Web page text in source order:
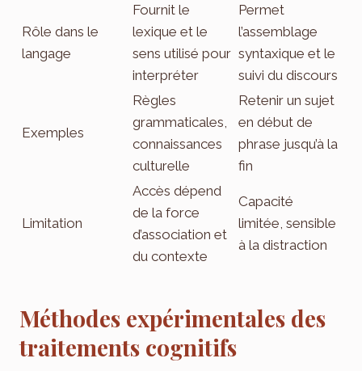
Rôle dans le
langage
Fournit le
lexique et le
sens utilisé pour
interpréter
Permet
l’assemblage
syntaxique et le
suivi du discours
Exemples
Règles
grammaticales,
connaissances
culturelle
Retenir un sujet
en début de
phrase jusqu’à la
fin
Limitation
Accès dépend
de la force
d’association et
du contexte
Capacité
limitée, sensible
à la distraction
Méthodes expérimentales des
traitements cognitifs